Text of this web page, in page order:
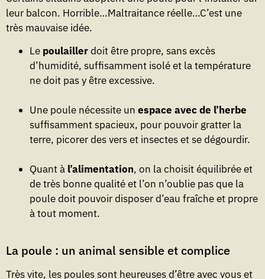
leur balcon. Horrible…Maltraitance réelle…C’est une
très mauvaise idée.
Le poulaillerdoit être propre, sans excès
d’humidité, suffisamment isolé et la température
ne doit pas y être excessive.
Une poule nécessite un espace avec de l’herbe
suffisamment spacieux, pour pouvoir gratter la
terre, picorer des vers et insectes et se dégourdir.
Quant à l’alimentation, on la choisit équilibrée et
de très bonne qualité et l’on n’oublie pas que la
poule doit pouvoir disposer d’eau fraîche et propre
à tout moment.
La poule : un animal sensible et complice
Très vite, les poules sont heureuses d’être avec vous et